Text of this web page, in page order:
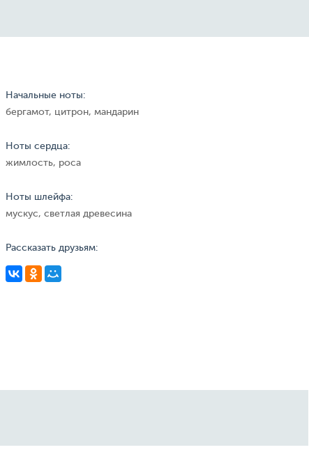
Начальные ноты:
бергамот, цитрон, мандарин
Ноты сердца:
жимлость, роса
Ноты шлейфа:
мускус, светлая древесина
Рассказать друзьям: